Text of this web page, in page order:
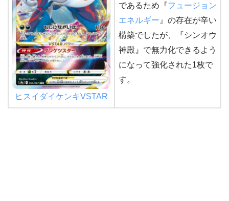
ヒスイダイケンキVSTAR
であるため『フュージョン
エネルギー 』の存在が辛い
構築でしたが、『シンオウ
神殿』で無力化できるよう
になって強化された1枚で
す。